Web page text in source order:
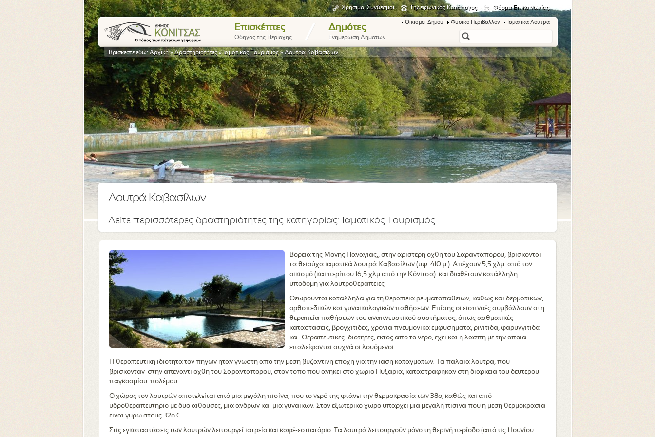
Χρήσιμοι Συνδέσμοι Τηλεφωνικός Κατάλογος Φόρμα Επικοινωνίας
Επισκέπτες
Οδηγός της Περιοχής / Δημότες
Ενημέρωση Δημοτών
Οικισμοί Δήμου Φυσικό Περιβάλλον Ιαματικά Λουτρά
Βρίσκεστε εδώ:Αρχική»Δραστηριότητες»Ιαματικός Τουρισμός»Λουτρά Καβασίλων
Λουτρά Καβασίλων
Δείτε περισσότερες δραστηριότητες της κατηγορίας: Ιαματικός Τουρισμός
Βόρεια της Μονής Παναγίας,, στην αριστερή όχθη του Σαραντάπορου, βρίσκονται
τα θειούχα ιαματικά λουτρά Καβασίλων (υψ. 410 μ.). Απέχουν 5,5 χλμ. από τον
οικισμό (και περίπου 16,5 χλμ από την Κόνιτσα) και διαθέτουν κατάλληλη
υποδομή για λουτροθεραπείες.
Θεωρούνται κατάλληλα για τη θεραπεία ρευματοπαθειών, καθώς και δερματικών,
ορθοπεδικών και γυναικολογικών παθήσεων. Επίσης οι εισπνοές συμβάλλουν στη
θεραπεία παθήσεων του αναπνευστικού συστήματος, όπως ασθματικές
καταστάσεις, βρογχίτιδες, χρόνια πνευμονικά εμφυσήματα, ρινίτιδα, φαρυγγίτιδα
κά.. Θεραπευτικές ιδιότητες, εκτός από το νερό, έχει και η λάσπη με την οποία
επαλείφονται συχνά οι λουόμενοι.
Η θεραπευτική ιδιότητα τον πηγών ήταν γνωστή από την μέση βυζαντινή εποχή για την ίαση καταγμάτων. Τα παλαιά λουτρά, που
βρίσκονταν στην απέναντι όχθη του Σαραντάπορου, στον τόπο που ανήκει στο χωριό Πυξαριά, καταστράφηκαν στη διάρκεια του δευτέρου
παγκοσμίου πολέμου.
Ο χώρος τον λουτρών αποτελείται από μια μεγάλη πισίνα, που το νερό της φτάνει την θερμοκρασία των 38ο, καθώς και από
υδροθεραπευτήριο με δυο αίθουσες, μια ανδρών και μια γυναικών. Στον εξωτερικό χώρο υπάρχει μια μεγάλη πισίνα που η μέση θερμοκρασία
είναι γύρω στους 32ο C.
Στις εγκαταστάσεις των λουτρών λειτουργεί ιατρείο και καφέ-εστιατόριο. Tα λουτρά λειτουργούν μόνο τη θερινή περίοδο (από τις 1 Ιουνίου